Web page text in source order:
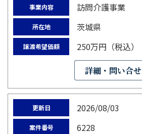
事業内容 訪問介護事業
所在地 茨城県
譲渡希望価額 250万円（税込）
詳細・問い合せ
更新日 2026/08/03
案件番号 6228